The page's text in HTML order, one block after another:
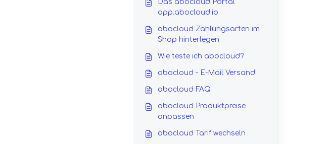
Das abocloud Portal
app.abocloud.io
abocloud Zahlungsarten im
Shop hinterlegen
Wie teste ich abocloud?
abocloud - E-Mail Versand
abocloud FAQ
abocloud Produktpreise
anpassen
abocloud Tarif wechseln